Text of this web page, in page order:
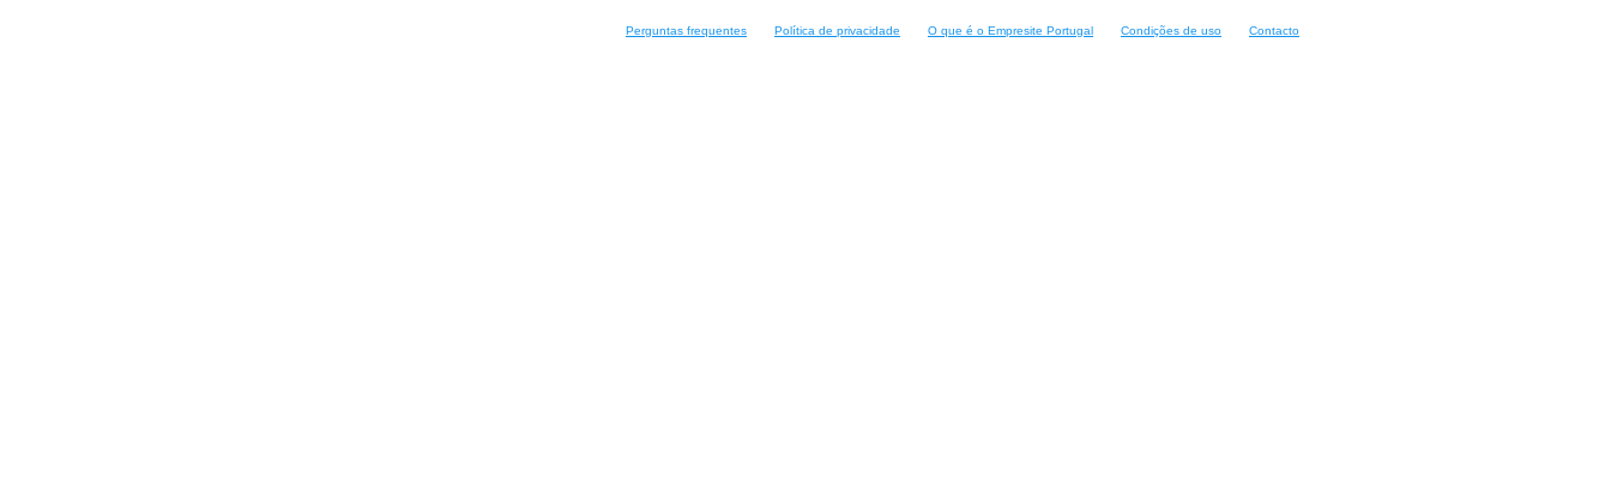
Perguntas frequentes Política de privacidade O que é o Empresite Portugal Condições de uso Contacto